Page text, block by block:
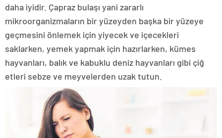
daha iyidir. Çapraz bulaşı yani zararlı
mikroorganizmaların bir yüzeyden başka bir yüzeye
geçmesini önlemek için yiyecek ve içecekleri
saklarken, yemek yapmak için hazırlarken, kümes
hayvanları, balık ve kabuklu deniz hayvanları gibi çiğ
etleri sebze ve meyvelerden uzak tutun.